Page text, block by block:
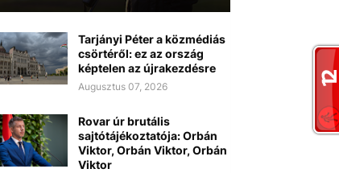
Tarjányi Péter a közmédiás
csörtéről: ez az ország
képtelen az újrakezdésre
Augusztus 07, 2026
Rovar úr brutális
sajtótájékoztatója: Orbán
Viktor, Orbán Viktor, Orbán
Viktor